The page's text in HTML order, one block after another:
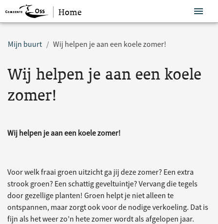
Sla navigatie over
Home
Mijn buurt Wij helpen je aan een koele zomer!
Wij helpen je aan een koele
zomer!
Wij helpen je aan een koele zomer!
Voor welk fraai groen uitzicht ga jij deze zomer? Een extra
strook groen? Een schattig geveltuintje? Vervang die tegels
door gezellige planten! Groen helpt je niet alleen te
ontspannen, maar zorgt ook voor de nodige verkoeling. Dat is
fijn als het weer zo’n hete zomer wordt als afgelopen jaar.